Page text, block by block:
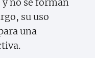
su uso
una